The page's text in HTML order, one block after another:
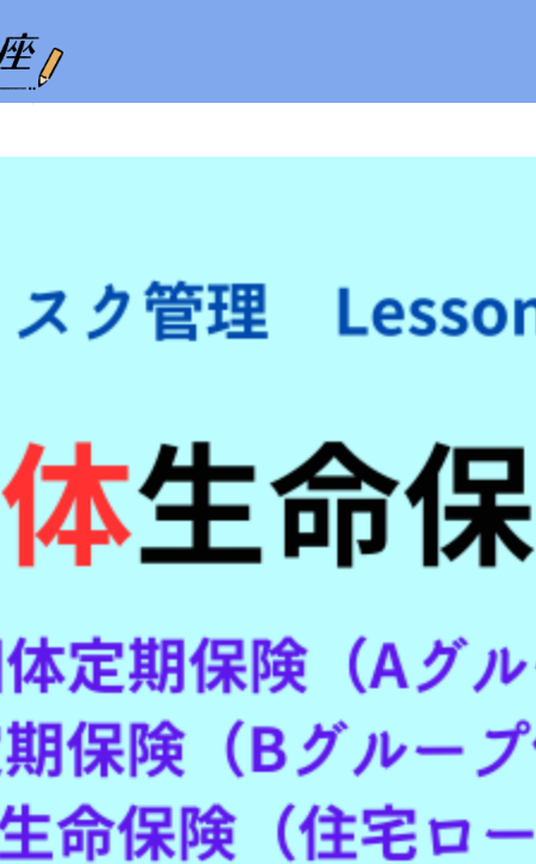
試験の攻略
ライフプランニング
当サイトのご紹介/お問い合わせ